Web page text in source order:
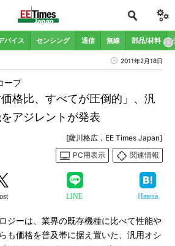
バイス センシング 通信 無線 部品/材料
2011年2月18日
価格比、すべてが圧倒的」、汎
アジレントが発表
ープ
[薩川格広，EE Times Japan]
PC用表示
関連情報
LINE Hatena
ジーは、業界の既存機種に比べて性能や
も価格を普及帯に据え置いた、汎用オシ